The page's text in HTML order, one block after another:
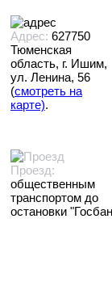
Адрес: 627750
Тюменская
область, г. Ишим,
ул. Ленина, 56
(смотреть на
карте).
Проезд:
общественным
транспортом до
остановки